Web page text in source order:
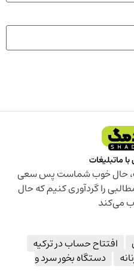
ماتبلیغات
حال خوب شماست پس سعی
را گردآوری کنیم که حال
می‌کند
افتتاح حساب در ترکیه
دستگاه بخور سرد و